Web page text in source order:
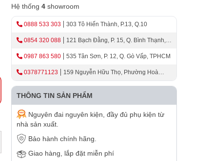
Hệ thống 4 showroom
0888 533 303 303 Tô Hiến Thành, P.13, Q.10
0854 320 088
121 Bạch Đằng, P. 15, Q. Bình Thạnh,
TPHCM
0987 863 580 535 Tân Sơn, P. 12, Q. Gò Vấp, TPHCM
0378771123
159 Nguyễn Hữu Thọ, Phường Hoà
THÔNG TIN SẢN PHẨM
Nguyên đai nguyên kiện, đầy đủ phụ kiện từ
nhà sản xuất.
Bảo hành chính hãng.
Giao hàng, lắp đặt miễn phí